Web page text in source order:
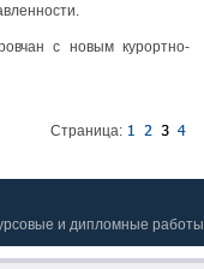
с новым курортно-
Страница:
и дипломные работы